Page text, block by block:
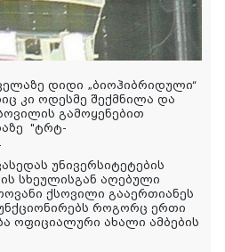
დიდი „ბიოჰიბრიდული“
კი ოდესმე შექმნილა და
გამოყენებით
"ტრტ-
.
უნივერსიტეტების
სხეულისგან აღებული
ქსოვილი გააერთიანეს
როგორც ერთი
ოფიციალური ახალი ამბების